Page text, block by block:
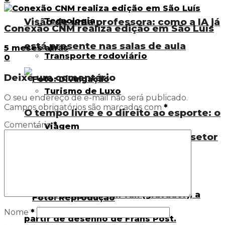
Visão de uma professora: como a IA já
está presente nas salas de aula
O tempo livre e o direito ao esporte: o
impacto do fim da escala 6×1 no setor
Tecnologia
Transporte rodoviário
Turismo de Luxo
Viagem
Conexão CNM realiza edição em São Luís
5 meses atrás
0
Deixe um comentário
O seu endereço de e-mail não será publicado.
Campos obrigatórios são marcados com *
Comentário*
Nome *